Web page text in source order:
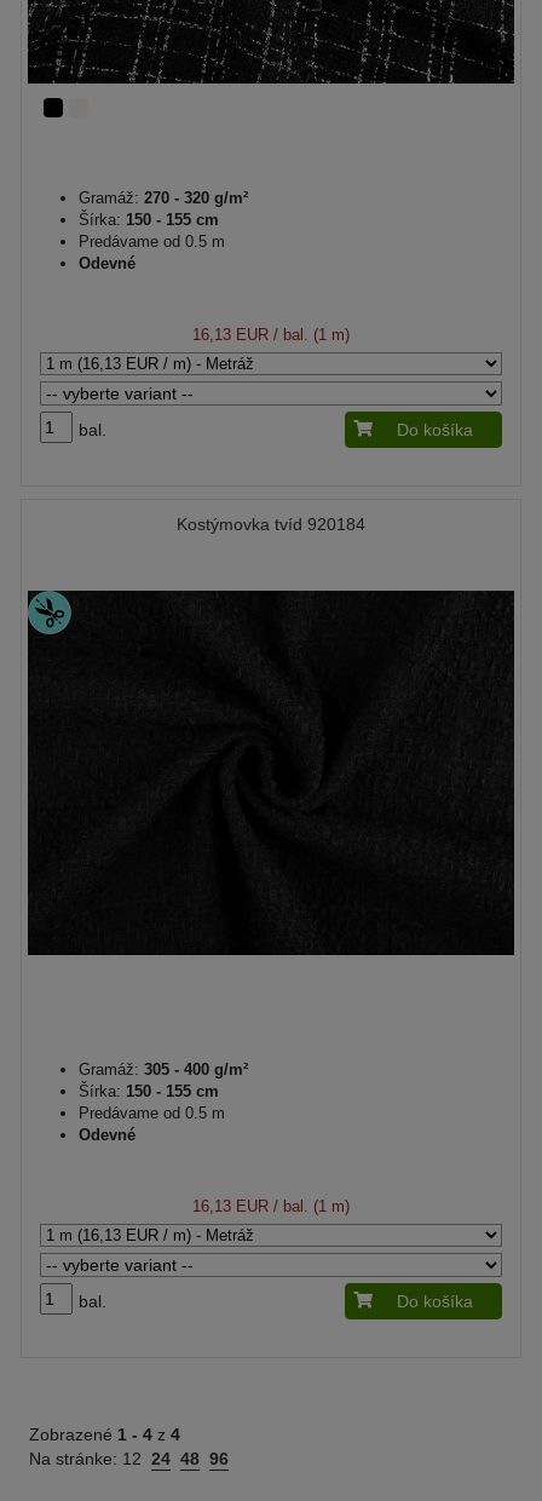
Gramáž: 270 - 320 g/m²
Šírka: 150 - 155 cm
Predávame od 0.5 m
Odevné
16,13 EUR / bal. (1 m)
bal. Do košíka
Kostýmovka tvíd 920184
Gramáž: 305 - 400 g/m²
Šírka: 150 - 155 cm
Predávame od 0.5 m
Odevné
16,13 EUR / bal. (1 m)
bal. Do košíka
Zobrazené 1 - 4 z 4
Na stránke: 12 24 48 96